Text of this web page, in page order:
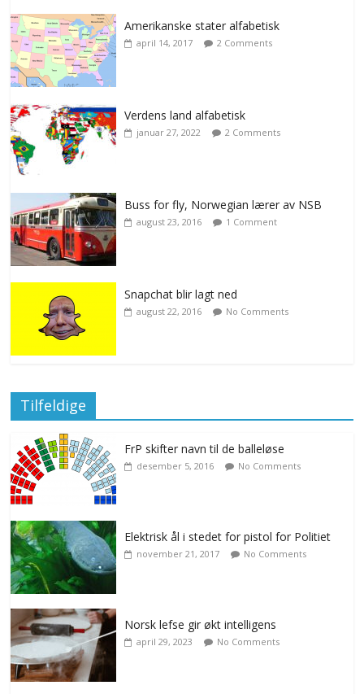
Amerikanske stater alfabetisk
april 14, 2017 2 Comments
Verdens land alfabetisk
januar 27, 2022 2 Comments
Buss for fly, Norwegian lærer av NSB
august 23, 2016 1 Comment
Snapchat blir lagt ned
august 22, 2016 No Comments
Tilfeldige
FrP skifter navn til de balleløse
desember 5, 2016 No Comments
Elektrisk ål i stedet for pistol for Politiet
november 21, 2017 No Comments
Norsk lefse gir økt intelligens
april 29, 2023 No Comments